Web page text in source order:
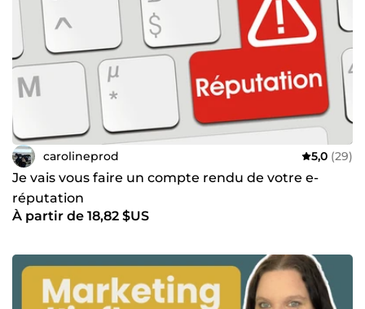
carolineprod 5,0 (29)
Je vais vous faire un compte rendu de votre e-
réputation
À partir de 18,82 $US